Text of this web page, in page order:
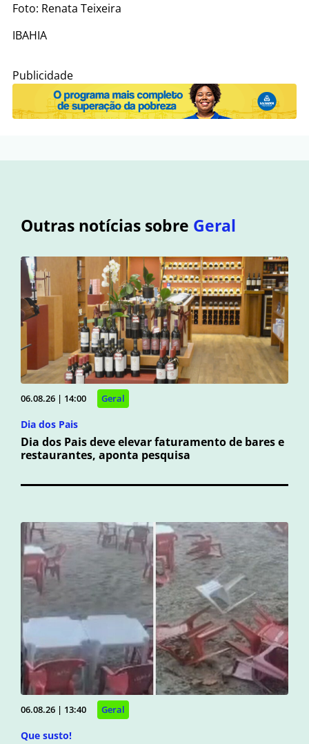
Foto: Renata Teixeira
IBAHIA
Publicidade
Outras notícias sobre Geral
06.08.26 | 14:00 Geral
Dia dos Pais
Dia dos Pais deve elevar faturamento de bares e
restaurantes, aponta pesquisa
06.08.26 | 13:40 Geral
Que susto!